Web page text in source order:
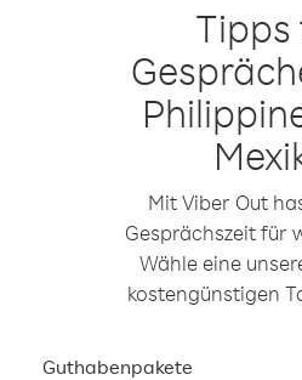
Mit Viber Out
Gesprächszeit für
Wähle eine
kostengünstigen
Guthabenpakete